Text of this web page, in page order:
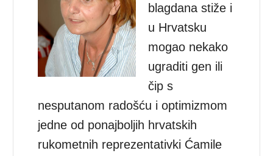
blagdana stiže i
u Hrvatsku
mogao nekako
ugraditi gen ili
čip s
nesputanom radošću i optimizmom
jedne od ponajboljih hrvatskih
rukometnih reprezentativki Ćamile